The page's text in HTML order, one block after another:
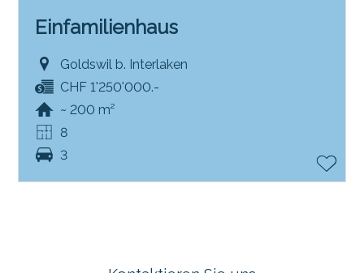
Einfamilienhaus
Goldswil b. Interlaken
CHF 1'250'000.-
~ 200 m²
8
3